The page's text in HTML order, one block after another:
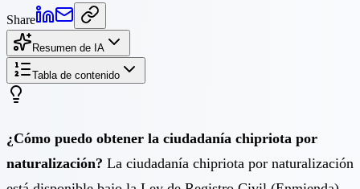
Share
Resumen de IA
Tabla de contenido
¿Cómo puedo obtener la ciudadanía chipriota por
naturalización? La ciudadanía chipriota por naturalización